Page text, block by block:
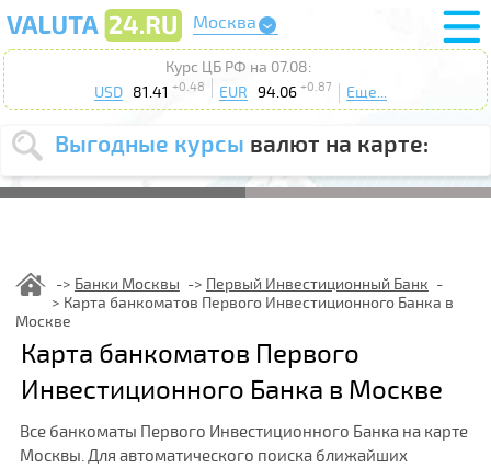
Москва
Курс ЦБ РФ на 07.08:
USD 81.41 +0.48 EUR 94.06 +0.87 Еще...
Выгодные курсы валют на карте:
Выберите
USD EUR
курс от
Выберите
действие
Поиск
Банки Москвы
Первый Инвестиционный Банк
Карта банкоматов Первого Инвестиционного Банка в
Москве
Карта банкоматов Первого
Инвестиционного Банка в Москве
Все банкоматы Первого Инвестиционного Банка на карте
Москвы. Для автоматического поиска ближайших